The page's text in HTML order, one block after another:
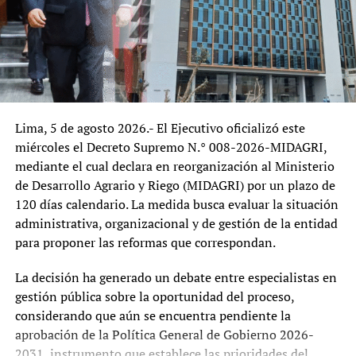
De confirmarse los hechos descritos, el caso podría
reabrir el debate sobre los límites de la discrecionalidad
política en la administración pública y el respeto a los
cargos cuyo período y causales de remoción se
encuentran expresamente regulados por ley.
Desde una perspectiva institucional, el episodio plantea
interrogantes sobre la relación entre el Poder Ejecutivo y
los organismos técnicos especializados. Si bien todo
gobierno tiene la potestad de definir prioridades y
conformar equipos en los cargos de confianza, los
organismos cuyos titulares cuentan con mandatos
legales buscan precisamente garantizar continuidad,
políticos. Cualquier intento de apartar a estos
funcionarios fuera del procedimiento establecido podría
generar cuestionamientos sobre la seguridad jurídica y la
independencia institucional.
Lima, 5 de agosto 2026.- El Ejecutivo oficializó este
miércoles el Decreto Supremo N.° 008-2026-MIDAGRI,
mediante el cual declara en reorganización al Ministerio
de Desarrollo Agrario y Riego (MIDAGRI) por un plazo de
120 días calendario. La medida busca evaluar la situación
administrativa, organizacional y de gestión de la entidad
para proponer las reformas que correspondan.
La decisión ha generado un debate entre especialistas en
gestión pública sobre la oportunidad del proceso,
considerando que aún se encuentra pendiente la
aprobación de la Política General de Gobierno 2026-